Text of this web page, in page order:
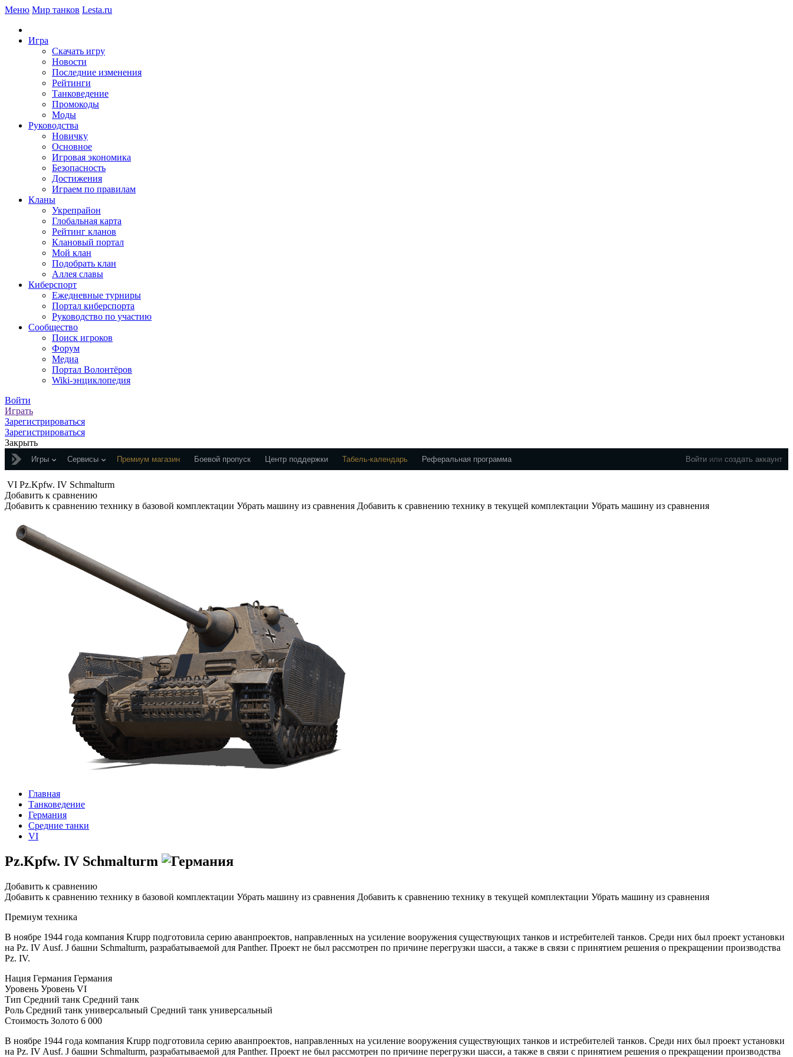
Меню Мир танков Lesta.ru
Игра
Скачать игру
Новости
Последние изменения
Рейтинги
Танковедение
Промокоды
Моды
Руководства
Новичку
Основное
Игровая экономика
Безопасность
Достижения
Играем по правилам
Кланы
Укрепрайон
Глобальная карта
Рейтинг кланов
Клановый портал
Мой клан
Подобрать клан
Аллея славы
Киберспорт
Ежедневные турниры
Портал киберспорта
Руководство по участию
Сообщество
Поиск игроков
Форум
Медиа
Портал Волонтёров
Wiki-энциклопедия
Войти
Играть
Зарегистрироваться
Зарегистрироваться
Закрыть
Войти или создать аккаунт
Игры Сервисы Премиум магазин Боевой пропуск Центр поддержки Табель-календарь Реферальная программа
VI Pz.Kpfw. IV Schmalturm
Добавить к сравнению
Добавить к сравнению технику в базовой комплектации Убрать машину из сравнения Добавить к сравнению технику в текущей комплектации Убрать машину из сравнения
Главная
Танковедение
Германия
Средние танки
VI
Pz.Kpfw. IV Schmalturm
Добавить к сравнению
Добавить к сравнению технику в базовой комплектации Убрать машину из сравнения Добавить к сравнению технику в текущей комплектации Убрать машину из сравнения
Премиум техника
В ноябре 1944 года компания Krupp подготовила серию аванпроектов, направленных на усиление вооружения существующих танков и истребителей танков. Среди них был проект установки
на Pz. IV Ausf. J башни Schmalturm, разрабатываемой для Panther. Проект не был рассмотрен по причине перегрузки шасси, а также в связи с принятием решения о прекращении производства
Pz. IV.
Нация Германия Германия
Уровень Уровень VI
Тип Средний танк Средний танк
Роль Средний танк универсальный Средний танк универсальный
Стоимость Золото 6 000
В ноябре 1944 года компания Krupp подготовила серию аванпроектов, направленных на усиление вооружения существующих танков и истребителей танков. Среди них был проект установки
на Pz. IV Ausf. J башни Schmalturm, разрабатываемой для Panther. Проект не был рассмотрен по причине перегрузки шасси, а также в связи с принятием решения о прекращении производства